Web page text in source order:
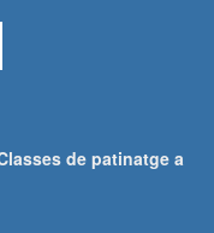
de patinatge a